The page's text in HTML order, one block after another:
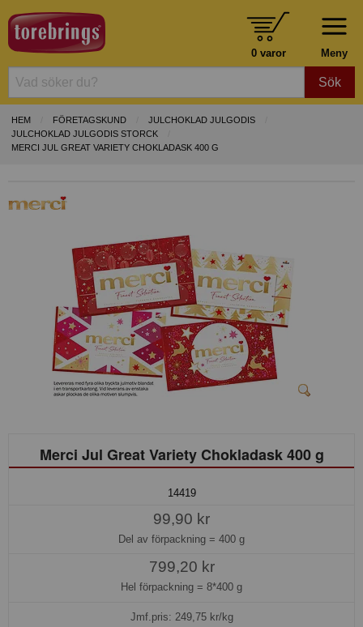
Meny
0 varor
Sök
HEM FÖRETAGSKUND
JULCHOKLAD JULGODIS
JULCHOKLAD JULGODIS STORCK
MERCI JUL GREAT VARIETY CHOKLADASK 400 G
Merci Jul Great Variety Chokladask 400 g
14419
99,90 kr
Del av förpackning = 400 g
799,20 kr
Hel förpackning = 8*400 g
Jmf.pris: 249,75kr/kg